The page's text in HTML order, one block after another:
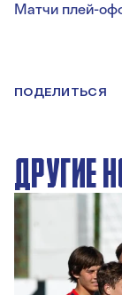
Матчи плей-
ПОДЕЛИТЬСЯ
ДРУГИЕ